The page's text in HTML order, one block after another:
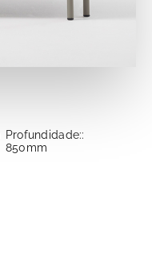
Profundidade::
850mm